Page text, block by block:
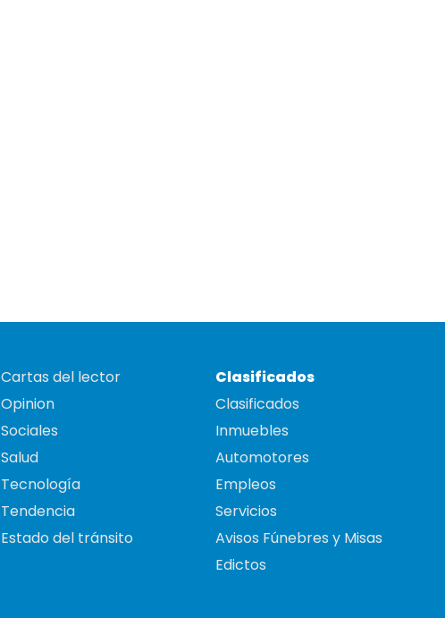
Cartas del lector
Opinion
Sociales
Salud
Tecnología
Tendencia
Estado del tránsito
Clasificados
Clasificados
Inmuebles
Automotores
Empleos
Servicios
Avisos Fúnebres y Misas
Edictos